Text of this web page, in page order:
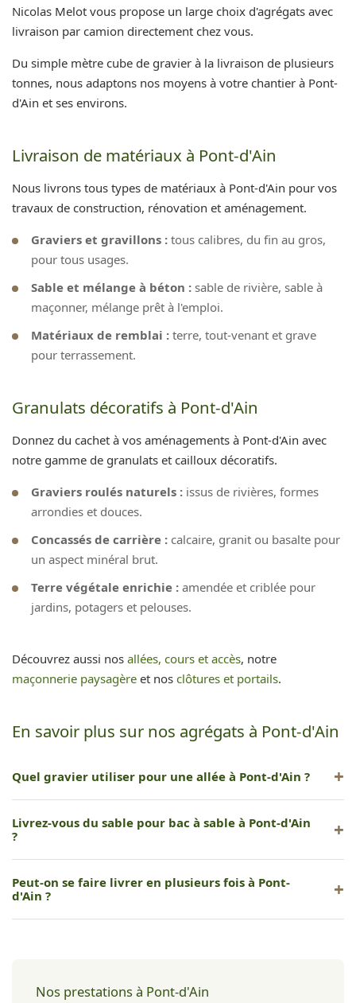
Nicolas Melot vous propose un large choix d'agrégats avec
livraison par camion directement chez vous.
Du simple mètre cube de gravier à la livraison de plusieurs
tonnes, nous adaptons nos moyens à votre chantier à Pont-
d'Ain et ses environs.
Livraison de matériaux à Pont-d'Ain
Nous livrons tous types de matériaux à Pont-d'Ain pour vos
travaux de construction, rénovation et aménagement.
Graviers et gravillons : tous calibres, du fin au gros,
pour tous usages.
Sable et mélange à béton : sable de rivière, sable à
maçonner, mélange prêt à l'emploi.
Matériaux de remblai : terre, tout-venant et grave
pour terrassement.
Granulats décoratifs à Pont-d'Ain
Donnez du cachet à vos aménagements à Pont-d'Ain avec
notre gamme de granulats et cailloux décoratifs.
Graviers roulés naturels : issus de rivières, formes
arrondies et douces.
Concassés de carrière : calcaire, granit ou basalte pour
un aspect minéral brut.
Terre végétale enrichie : amendée et criblée pour
jardins, potagers et pelouses.
Découvrez aussi nos allées, cours et accès, notre
maçonnerie paysagère et nos clôtures et portails.
En savoir plus sur nos agrégats à Pont-d'Ain
Quel gravier utiliser pour une allée à Pont-d'Ain ?
6/14 ou 8/16, stabilisé pour le passage de véhicules.
Livrez-vous du sable pour bac à sable à Pont-d'Ain
?
et bacs à sable.
Peut-on se faire livrer en plusieurs fois à Pont-
d'Ain ?
Nos prestations à Pont-d'Ain